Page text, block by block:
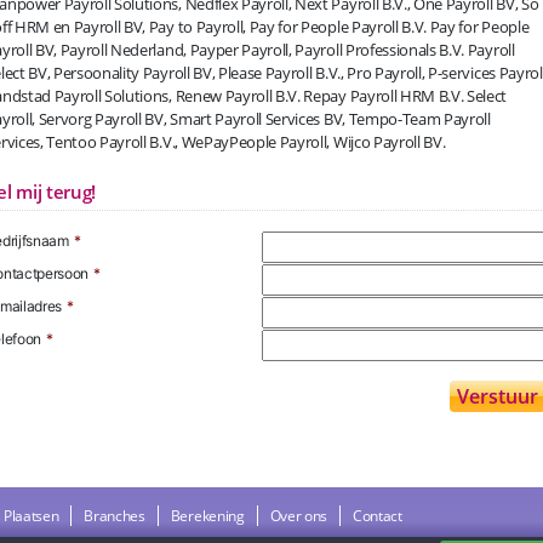
HRM en Payroll BV, Pay to Payroll, Pay for People Payroll B.V. Pay for People
BV, Payroll Nederland, Payper Payroll, Payroll Professionals B.V. Payroll
BV, Persoonality Payroll BV, Please Payroll B.V., Pro Payroll, P-services
Payroll Solutions, Renew Payroll B.V. Repay Payroll HRM B.V. Select
Servorg Payroll BV, Smart Payroll Services BV, Tempo-Team Payroll
Tentoo Payroll B.V., WePayPeople Payroll, Wijco Payroll BV.
mij terug!
*
*
*
*
Plaatsen Branches Berekening Over ons Contact